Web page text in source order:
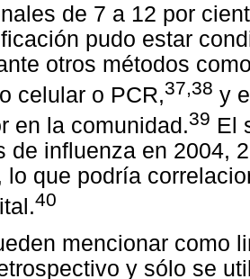
de 7 a 12 por
pudo estar
otros métodos
celular o PCR,37,38 y
en la comunidad.39 El
de influenza en 2004,
lo que podría
40
mencionar como
y sólo se